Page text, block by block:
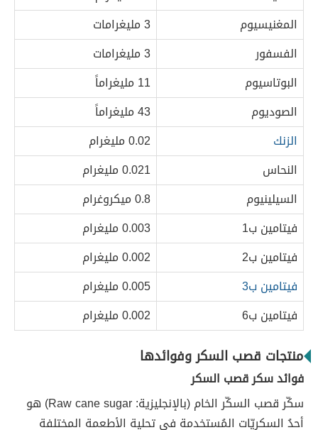
المغنيسيوم
3 مليغرامات
الفسفور
3 مليغرامات
البوتاسيوم
11 مليغراماً
الصوديوم
43 مليغراماً
الزنك
0.02 مليغرام
النحاس
0.021 مليغرام
السيلينيوم
0.8 ميكروغرام
فيتامين ب1
0.003 مليغرام
فيتامين ب2
0.002 مليغرام
فيتامين ب3
0.005 مليغرام
فيتامين ب6
0.002 مليغرام
منتجات قصب السكر وفوائدها
فوائد سكر قصب السكر
سكّر قصب السكّر الخام (بالإنجليزية: Raw cane sugar) هو
أحدُ السكريّات المُستخدمة في تحلية الأطعمة المختلفة